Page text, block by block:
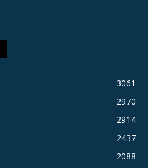
3061
2970
2914
2437
2088